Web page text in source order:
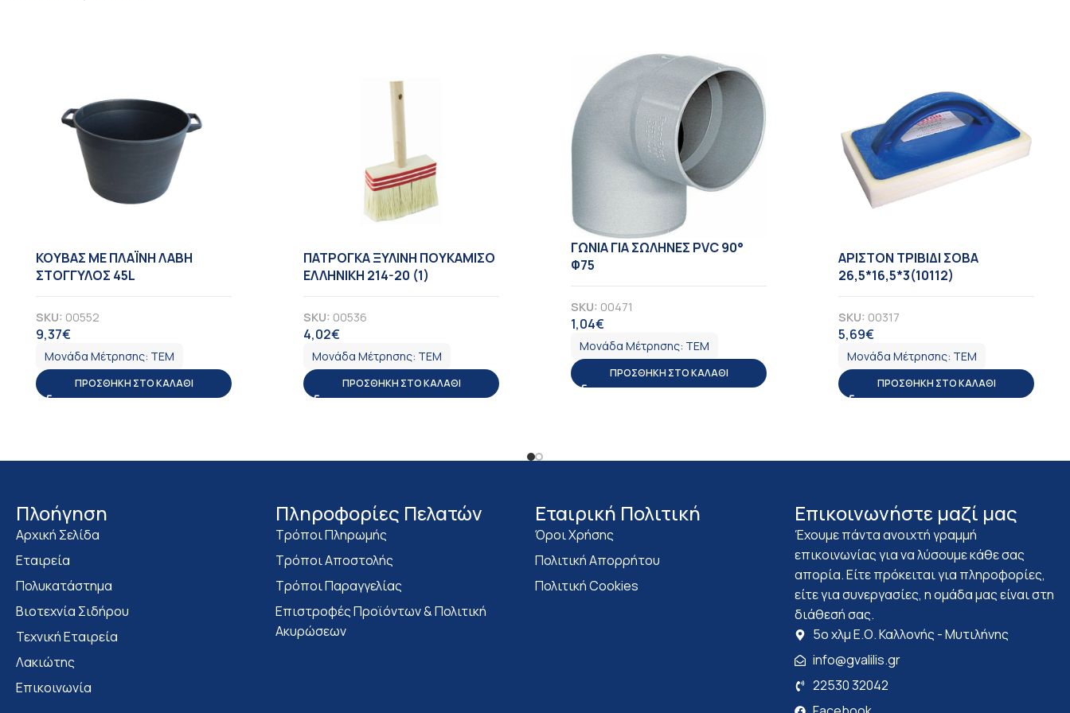
KOYBAΣ ΜΕ ΠΛΑΪΝΗ ΛΑΒΗ
ΣΤΟΓΓΥΛΟΣ 45L
SKU: 00552
9,37€
Μονάδα Μέτρησης: ΤΕΜ
ΠΡΟΣΘΉΚΗ ΣΤΟ ΚΑΛΆΘΙ
ΠΑΤΡΟΓΚΑ ΞΥΛΙΝΗ ΠΟΥΚΑΜΙΣΟ
ΕΛΛΗΝΙΚΗ 214-20 (1)
SKU: 00536
4,02€
Μονάδα Μέτρησης: ΤΕΜ
ΠΡΟΣΘΉΚΗ ΣΤΟ ΚΑΛΆΘΙ
ΓΩΝΙΑ ΓΙΑ ΣΩΛΗΝΕΣ PVC 90°
Φ75
SKU: 00471
1,04€
Μονάδα Μέτρησης: ΤΕΜ
ΠΡΟΣΘΉΚΗ ΣΤΟ ΚΑΛΆΘΙ
ΑΡΙΣΤΟΝ ΤΡΙΒΙΔΙ ΣΟΒΑ
26,5*16,5*3(10112)
SKU: 00317
5,69€
Μονάδα Μέτρησης: ΤΕΜ
ΠΡΟΣΘΉΚΗ ΣΤΟ ΚΑΛΆΘΙ
Πλοήγηση
Αρχική Σελίδα
Εταιρεία
Πολυκατάστημα
Bιοτεχνία Σιδήρου
Τεχνική Εταιρεία
Λακιώτης
Επικοινωνία
Πληροφορίες Πελατών
Τρόποι Πληρωμής
Τρόποι Αποστολής
Τρόποι Παραγγελίας
Επιστροφές Προϊόντων & Πολιτική
Ακυρώσεων
Eταιρική Πολιτική
Όροι Χρήσης
Πολιτική Απορρήτου
Πολιτική Cookies
Επικοινωνήστε μαζί μας
Έχουμε πάντα ανοιχτή γραμμή
επικοινωνίας για να λύσουμε κάθε σας
απορία. Είτε πρόκειται για πληροφορίες,
είτε για συνεργασίες, η ομάδα μας είναι στη
διάθεσή σας.
5ο χλμ Ε.Ο. Καλλονής - Μυτιλήνης
info@gvalilis.gr
22530 32042